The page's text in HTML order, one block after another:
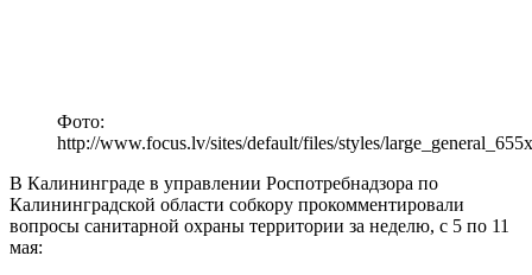
Фото:
http://www.focus.lv/sites/default/files/styles/
В Калининграде в управлении Роспотребнадзора по
Калининградской области собкору прокомментировали
вопросы санитарной охраны территории за неделю, с 5 по 11
мая: